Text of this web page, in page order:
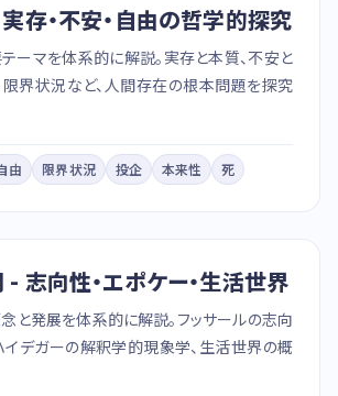
存・不安・自由の哲学的探究
ーマを体系的に解説。実存と本質、不安と
限界状況など、人間存在の根本問題を探究
由 限界状況 投企 本来性 死
志向性・エポケー・生活世界
と発展を体系的に解説。フッサールの志向
イデガーの解釈学的現象学、生活世界の概